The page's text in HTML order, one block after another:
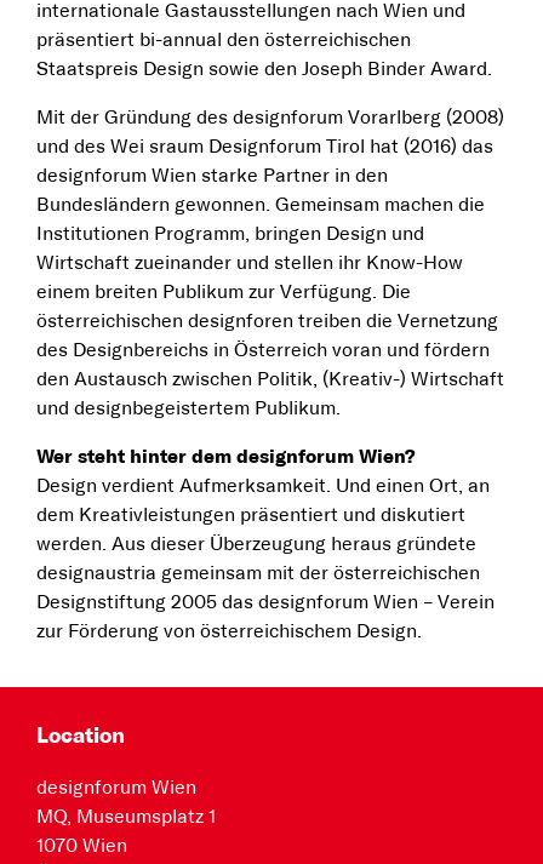
internationale Gastausstellungen nach Wien und
präsentiert bi-annual den österreichischen
Staatspreis Design sowie den Joseph Binder Award.
Mit der Gründung des designforum Vorarlberg (2008)
und des Wei sraum Designforum Tirol hat (2016) das
designforum Wien starke Partner in den
Bundesländern gewonnen. Gemeinsam machen die
Institutionen Programm, bringen Design und
Wirtschaft zueinander und stellen ihr Know-How
einem breiten Publikum zur Verfügung. Die
österreichischen designforen treiben die Vernetzung
des Designbereichs in Österreich voran und fördern
den Austausch zwischen Politik, (Kreativ-) Wirtschaft
und designbegeistertem Publikum.
Wer steht hinter dem designforum Wien?
Design verdient Aufmerksamkeit. Und einen Ort, an
dem Kreativleistungen präsentiert und diskutiert
werden. Aus dieser Überzeugung heraus gründete
designaustria gemeinsam mit der österreichischen
Designstiftung 2005 das designforum Wien – Verein
zur Förderung von österreichischem Design.
Location
designforum Wien
MQ, Museumsplatz 1
1070 Wien